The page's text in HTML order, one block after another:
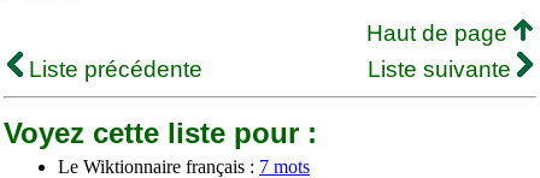
Haut de page
Liste précédente
Liste suivante
Voyez cette liste pour :
Le Wiktionnaire français : 7 mots